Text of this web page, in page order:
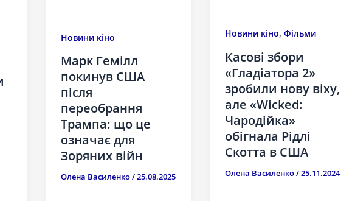
Новини кіно
Марк Гемілл
покинув США
після
переобрання
Трампа: що це
означає для
Зоряних війн
Олена Василенко/25.08.2025
Новини кіно,Фільми
Касові збори
«Гладіатора 2»
зробили нову віху,
але «Wicked:
Чародійка»
обігнала Рідлі
Скотта в США
Олена Василенко/25.11.2024